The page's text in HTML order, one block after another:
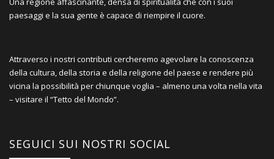
paesaggi e la sua gente è capace di riempire il cuore.
Attraverso i nostri contributi cercheremo agevolare la conoscenza
della cultura, della storia e della religione del paese e rendere più
vicina la possibilità per chiunque voglia – almeno una volta nella vita
– visitare il “Tetto del Mondo”.
SEGUICI SUI NOSTRI SOCIAL